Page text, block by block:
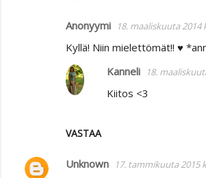
Anonyymi 18. maaliskuuta 2014
Kyllä! Niin mielettömät!! ♥
VASTAA
Kanneli 18.
Kiitos <3
Unknown 17. tammikuuta 2015